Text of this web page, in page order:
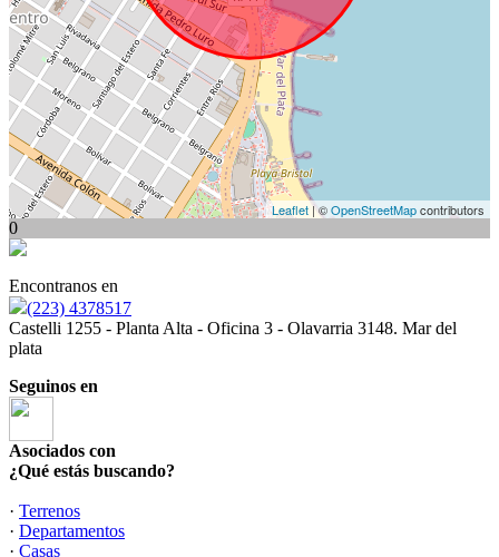
Leaflet | ©OpenStreetMapcontributors
0
Encontranos en
(223) 4378517
Castelli 1255 - Planta Alta - Oficina 3 - Olavarria 3148. Mar del
plata
Seguinos en
Asociados con
¿Qué estás buscando?
· Terrenos
· Departamentos
· Casas